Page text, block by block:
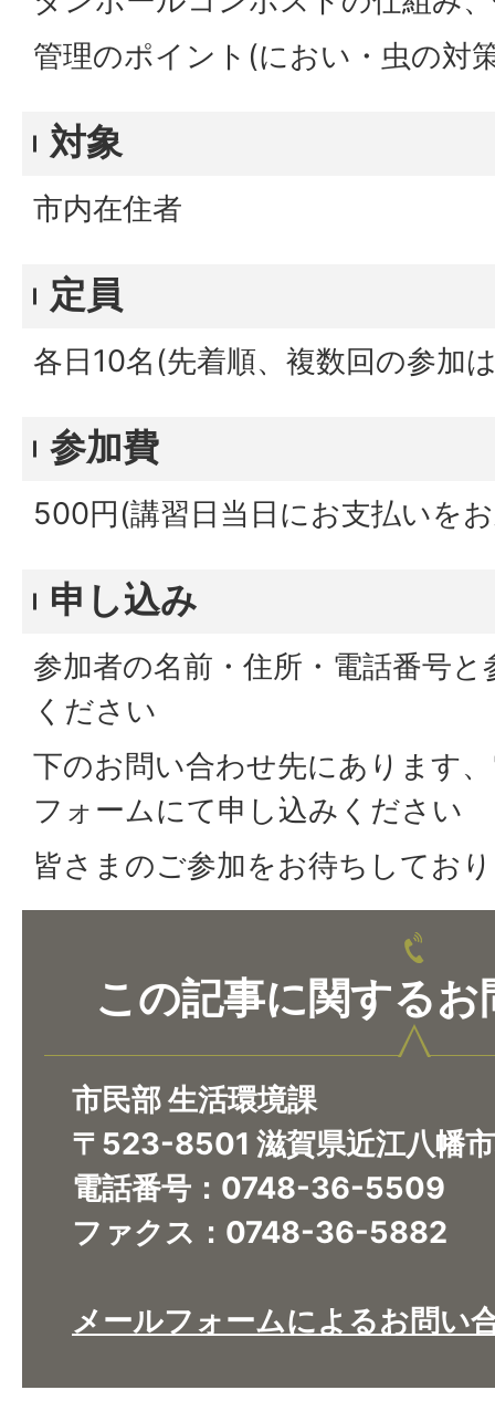
管理のポイント(におい・虫の対
対象
市内在住者
定員
各日10名(先着順、複数回の参加
参加費
500円(講習日当日にお支払いを
申し込み
参加者の名前・住所・電話番号
ください
下のお問い合わせ先にあります
フォームにて申し込みください
皆さまのご参加をお待ちしてお
この記事に関するお
市民部 生活環境課
〒523-8501 滋賀県近江八幡
電話番号：0748-36-5509
ファクス：0748-36-5882
メールフォームによるお問い